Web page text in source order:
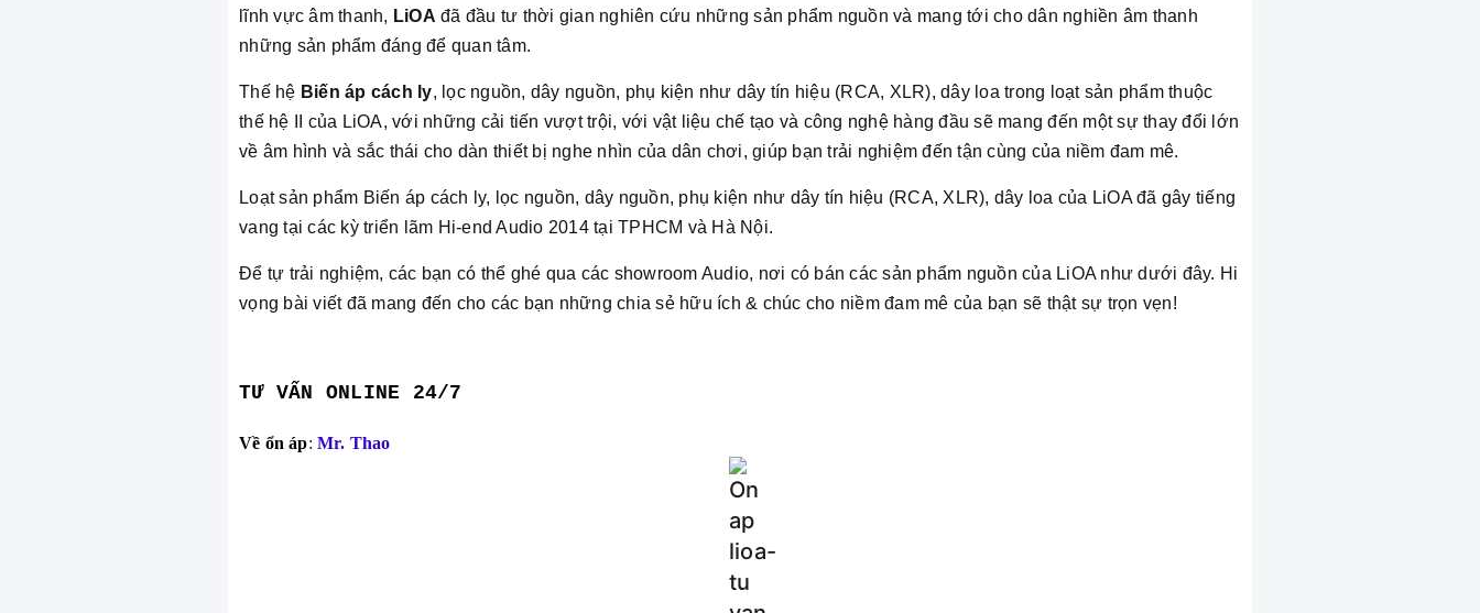
lĩnh vực âm thanh, LiOA đã đầu tư thời gian nghiên cứu những sản phẩm nguồn và mang tới cho dân nghiền âm thanh
những sản phẩm đáng để quan tâm.
Thế hệ Biến áp cách ly, lọc nguồn, dây nguồn, phụ kiện như dây tín hiệu (RCA, XLR), dây loa trong loạt sản phẩm thuộc
thế hệ II của LiOA, với những cải tiến vượt trội, với vật liệu chế tạo và công nghệ hàng đầu sẽ mang đến một sự thay đổi lớn
về âm hình và sắc thái cho dàn thiết bị nghe nhìn của dân chơi, giúp bạn trải nghiệm đến tận cùng của niềm đam mê.
Loạt sản phẩm Biến áp cách ly, lọc nguồn, dây nguồn, phụ kiện như dây tín hiệu (RCA, XLR), dây loa của LiOA đã gây tiếng
vang tại các kỳ triển lãm Hi-end Audio 2014 tại TPHCM và Hà Nội.
Để tự trải nghiệm, các bạn có thể ghé qua các showroom Audio, nơi có bán các sản phẩm nguồn của LiOA như dưới đây. Hi
vọng bài viết đã mang đến cho các bạn những chia sẻ hữu ích & chúc cho niềm đam mê của bạn sẽ thật sự trọn vẹn!
TƯ VẤN ONLINE 24/7
Về ổn áp:Mr. Thao